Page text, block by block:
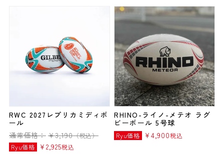
RWC 2027レプリカミディボ
ール
通常価格： ¥3,190（税込）
Ryu価格
¥ 2,925税込
RHINO-ライノ-メテオ ラグ
ビーボール 5号球
Ryu価格 ¥ 4,900税込